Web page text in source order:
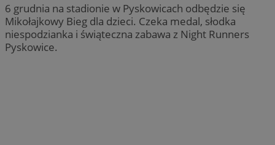
6 grudnia na stadionie w Pyskowicach odbędzie się
Mikołajkowy Bieg dla dzieci. Czeka medal, słodka
niespodzianka i świąteczna zabawa z Night Runners
Pyskowice.